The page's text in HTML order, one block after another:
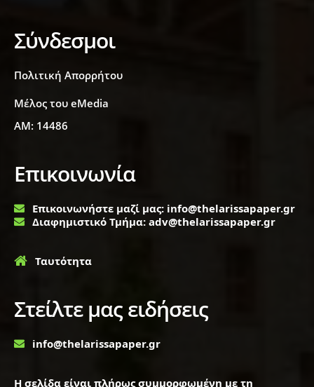
Σύνδεσμοι
Πολιτική Απορρήτου
Μέλος του eMedia
ΑΜ: 14486
Επικοινωνία
Επικοινωνήστε μαζί μας: info@thelarissapaper.gr
Διαφημιστικό Τμήμα: adv@thelarissapaper.gr
Ταυτότητα
Στείλτε μας ειδήσεις
info@thelarissapaper.gr
Η σελίδα είναι πλήρως συμμορφωμένη με τη